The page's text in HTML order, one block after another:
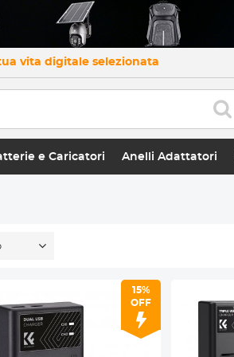
vita digitale selezionata
e Caricatori Anelli Adattatori
15%
OFF